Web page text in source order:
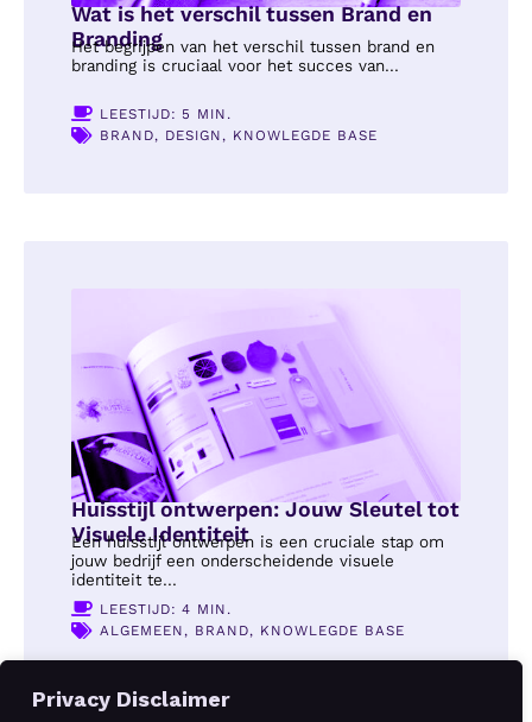
Privacy Disclaimer
Wat is het verschil tussen Brand en
Branding
Het begrijpen van het verschil tussen brand en
branding is cruciaal voor het succes van...
LEESTIJD: 5 MIN.
BRAND, DESIGN, KNOWLEGDE BASE
Huisstijl ontwerpen: Jouw Sleutel tot
Visuele Identiteit
Een huisstijl ontwerpen is een cruciale stap om
jouw bedrijf een onderscheidende visuele
identiteit te...
LEESTIJD: 4 MIN.
ALGEMEEN , BRAND, KNOWLEGDE BASE